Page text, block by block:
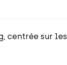
centrée sur les